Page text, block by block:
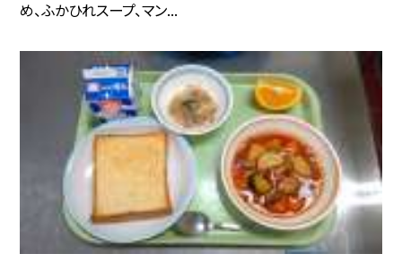
め、ふかひれスープ、マン...